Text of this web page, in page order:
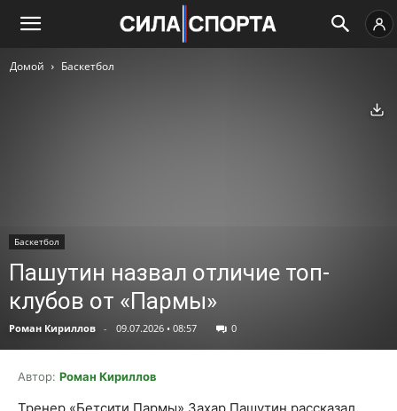
Домой Баскетбол
Баскетбол
Пашутин назвал отличие топ-
клубов от «Пармы»
Роман Кириллов - 09.07.2026 • 08:57 0
Автор: Роман Кириллов